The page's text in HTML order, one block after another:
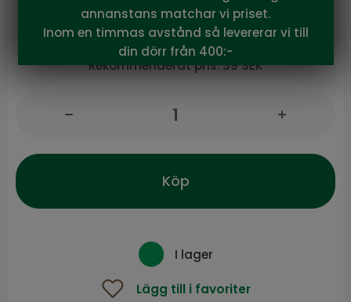
Vårt pris: 30SEK
Rekommenderat pris:39 SEK
Köp
I lager
Lägg till i favoriter
annanstans matchar vi priset.
Inom en timmas avstånd så levererar vi till
din dörr från 400:-